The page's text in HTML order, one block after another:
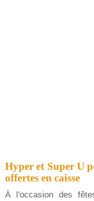
Hyper et Super U
offertes en caisse
À l'occasion des